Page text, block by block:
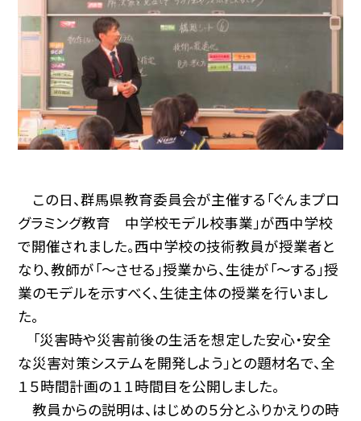
この日、群馬県教育委員会が主催する「ぐんまプロ
グラミング教育 中学校モデル校事業」が西中学校
で開催されました。西中学校の技術教員が授業者と
なり、教師が「〜させる」授業から、生徒が「〜する」授
業のモデルを示すべく、生徒主体の授業を行いまし
た。
「災害時や災害前後の生活を想定した安心・安全
な災害対策システムを開発しよう」との題材名で、全
１５時間計画の１１時間目を公開しました。
教員からの説明は、はじめの５分とふりかえりの時